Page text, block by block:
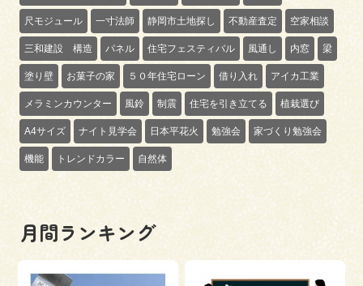
尺モジュール 一寸法師 静岡市土地探し 不動産査定 空家相談
三和建設 構造 パネル 住宅フェスティバル 風通し 内窓 梁
塗り壁 お菓子の家 ５０年住宅ローン 借り入れ アイカ工業
メラミンカウンター 風鈴 制震 住宅を引き立てる 植栽選び
A4サイズ ナイト見学会 日本平花火 勉強会 家づくり勉強会
機能 トレンドカラー 自然体
月間ランキング